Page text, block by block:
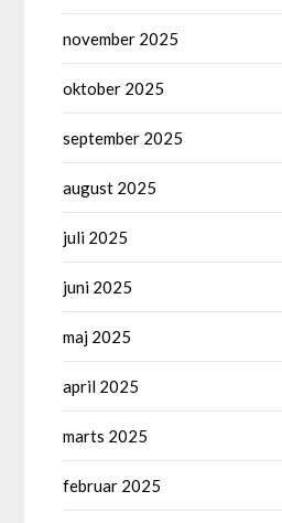
november 2025
oktober 2025
september 2025
august 2025
juli 2025
juni 2025
maj 2025
april 2025
marts 2025
februar 2025